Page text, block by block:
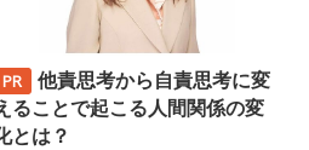
他責思考から自責思考に変
ることで起こる人間関係の変
とは？